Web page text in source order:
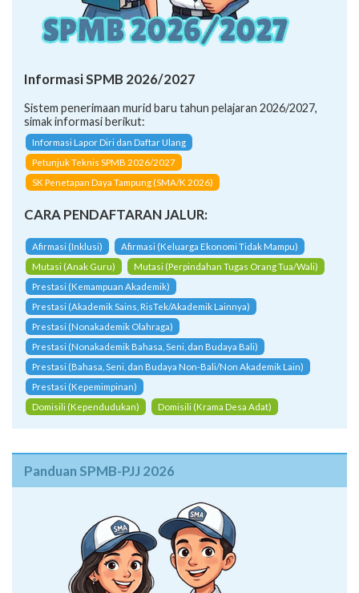
Informasi SPMB 2026/2027
Sistem penerimaan murid baru tahun pelajaran 2026/2027,
simak informasi berikut:
Informasi Lapor Diri dan Daftar Ulang
Petunjuk Teknis SPMB 2026/2027
SK Penetapan Daya Tampung (SMA/K 2026)
CARA PENDAFTARAN JALUR:
Afirmasi (Inklusi)
Afirmasi (Keluarga Ekonomi Tidak Mampu)
Mutasi (Anak Guru)
Mutasi (Perpindahan Tugas Orang Tua/Wali)
Prestasi (Kemampuan Akademik)
Prestasi (Akademik Sains, RisTek/Akademik Lainnya)
Prestasi (Nonakademik Olahraga)
Prestasi (Nonakademik Bahasa, Seni, dan Budaya Bali)
Prestasi (Bahasa, Seni, dan Budaya Non-Bali/Non Akademik Lain)
Prestasi (Kepemimpinan)
Domisili (Kependudukan)
Domisili (Krama Desa Adat)
Panduan SPMB-PJJ 2026